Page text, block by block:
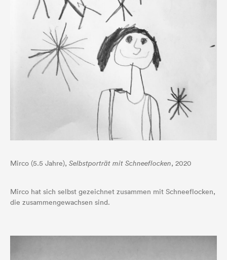
Mirco (5.5 Jahre), Selbstporträt mit Schneeflocken, 2020
Mirco hat sich selbst gezeichnet zusammen mit Schneeflocken,
die zusammengewachsen sind.